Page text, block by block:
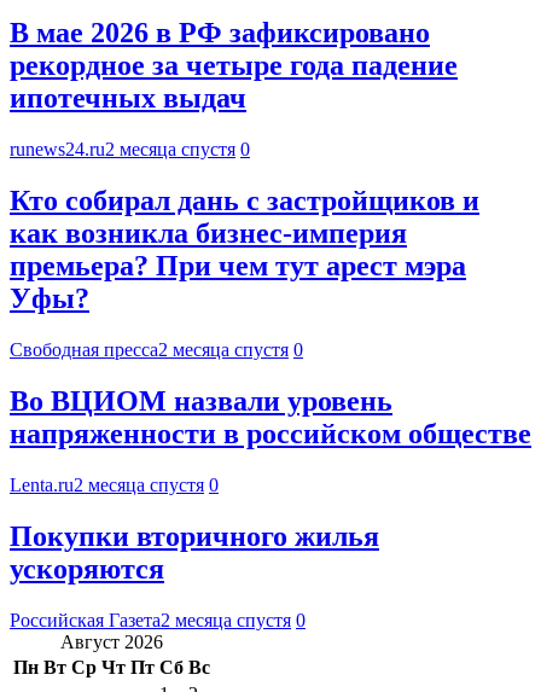
В мае 2026 в РФ зафиксировано
рекордное за четыре года падение
ипотечных выдач
runews24.ru2 месяца спустя 0
Кто собирал дань с застройщиков и
как возникла бизнес-империя
премьера? При чем тут арест мэра
Уфы?
Свободная пресса2 месяца спустя 0
Во ВЦИОМ назвали уровень
напряженности в российском обществе
Lenta.ru2 месяца спустя 0
Покупки вторичного жилья
ускоряются
Российская Газета2 месяца спустя 0
Август 2026
Пн Вт Ср Чт Пт Сб Вс